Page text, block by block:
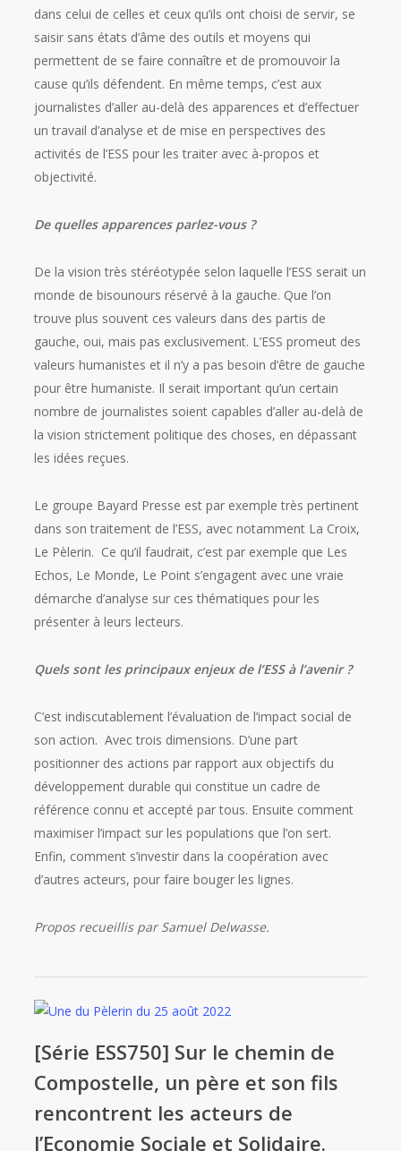
dans celui de celles et ceux qu’ils ont choisi de servir, se
saisir sans états d’âme des outils et moyens qui
permettent de se faire connaître et de promouvoir la
cause qu’ils défendent. En même temps, c’est aux
journalistes d’aller au-delà des apparences et d’effectuer
un travail d’analyse et de mise en perspectives des
activités de l’ESS pour les traiter avec à-propos et
objectivité.
De quelles apparences parlez-vous ?
De la vision très stéréotypée selon laquelle l’ESS serait un
monde de bisounours réservé à la gauche. Que l’on
trouve plus souvent ces valeurs dans des partis de
gauche, oui, mais pas exclusivement. L’ESS promeut des
valeurs humanistes et il n’y a pas besoin d’être de gauche
pour être humaniste. Il serait important qu’un certain
nombre de journalistes soient capables d’aller au-delà de
la vision strictement politique des choses, en dépassant
les idées reçues.
Le groupe Bayard Presse est par exemple très pertinent
dans son traitement de l’ESS, avec notamment La Croix,
Le Pèlerin. Ce qu’il faudrait, c’est par exemple que Les
Echos, Le Monde, Le Point s’engagent avec une vraie
démarche d’analyse sur ces thématiques pour les
présenter à leurs lecteurs.
Quels sont les principaux enjeux de l’ESS à l’avenir ?
C’est indiscutablement l’évaluation de l’impact social de
son action. Avec trois dimensions. D’une part
positionner des actions par rapport aux objectifs du
développement durable qui constitue un cadre de
référence connu et accepté par tous. Ensuite comment
maximiser l’impact sur les populations que l’on sert.
Enfin, comment s’investir dans la coopération avec
d’autres acteurs, pour faire bouger les lignes.
Propos recueillis par Samuel Delwasse.
[Série ESS750] Sur le chemin de
Compostelle, un père et son fils
rencontrent les acteurs de
l’Economie Sociale et Solidaire.